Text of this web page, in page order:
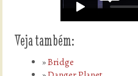
Veja também:
Bridge